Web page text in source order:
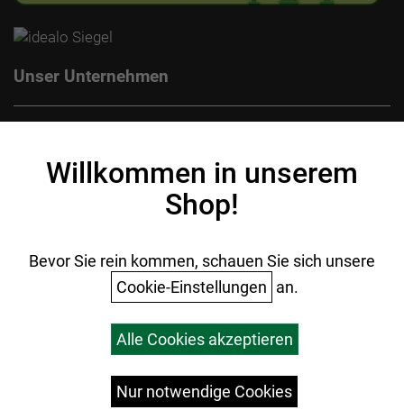
Unser Unternehmen
Datenschutz
Ihr Einkauf
Versandkosten
Willkommen in unserem
Shop!
Bevor Sie rein kommen, schauen Sie sich unsere
Cookie-Einstellungen an.
Alle Cookies akzeptieren
Nur notwendige Cookies